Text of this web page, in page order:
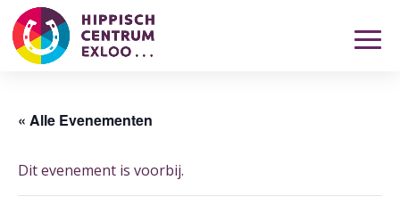
« Alle Evenementen
Dit evenement is voorbij.